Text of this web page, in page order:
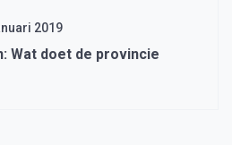
2019
Wat doet de provincie